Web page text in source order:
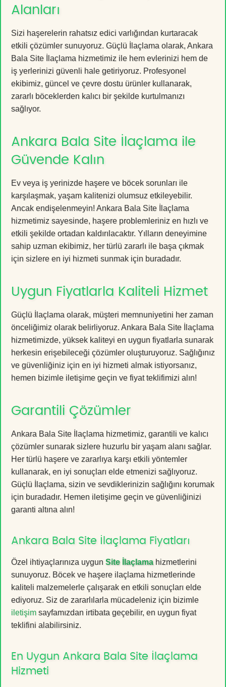
Alanları
Sizi haşerelerin rahatsız edici varlığından kurtaracak
etkili çözümler sunuyoruz. Güçlü İlaçlama olarak, Ankara
Bala Site İlaçlama hizmetimiz ile hem evlerinizi hem de
iş yerlerinizi güvenli hale getiriyoruz. Profesyonel
ekibimiz, güncel ve çevre dostu ürünler kullanarak,
zararlı böceklerden kalıcı bir şekilde kurtulmanızı
sağlıyor.
Ankara Bala Site İlaçlama ile
Güvende Kalın
Ev veya iş yerinizde haşere ve böcek sorunları ile
karşılaşmak, yaşam kalitenizi olumsuz etkileyebilir.
Ancak endişelenmeyin! Ankara Bala Site İlaçlama
hizmetimiz sayesinde, haşere problemleriniz en hızlı ve
etkili şekilde ortadan kaldırılacaktır. Yılların deneyimine
sahip uzman ekibimiz, her türlü zararlı ile başa çıkmak
için sizlere en iyi hizmeti sunmak için buradadır.
Uygun Fiyatlarla Kaliteli Hizmet
Güçlü İlaçlama olarak, müşteri memnuniyetini her zaman
önceliğimiz olarak belirliyoruz. Ankara Bala Site İlaçlama
hizmetimizde, yüksek kaliteyi en uygun fiyatlarla sunarak
herkesin erişebileceği çözümler oluşturuyoruz. Sağlığınız
ve güvenliğiniz için en iyi hizmeti almak istiyorsanız,
hemen bizimle iletişime geçin ve fiyat teklifimizi alın!
Garantili Çözümler
Ankara Bala Site İlaçlama hizmetimiz, garantili ve kalıcı
çözümler sunarak sizlere huzurlu bir yaşam alanı sağlar.
Her türlü haşere ve zararlıya karşı etkili yöntemler
kullanarak, en iyi sonuçları elde etmenizi sağlıyoruz.
Güçlü İlaçlama, sizin ve sevdiklerinizin sağlığını korumak
için buradadır. Hemen iletişime geçin ve güvenliğinizi
garanti altına alın!
Ankara Bala Site İlaçlama Fiyatları
Özel ihtiyaçlarınıza uygun Site İlaçlamahizmetlerini
sunuyoruz. Böcek ve haşere ilaçlama hizmetlerinde
kaliteli malzemelerle çalışarak en etkili sonuçları elde
ediyoruz. Siz de zararlılarla mücadeleniz için bizimle
iletişim sayfamızdan irtibata geçebilir, en uygun fiyat
teklifini alabilirsiniz.
En Uygun Ankara Bala Site İlaçlama
Hizmeti